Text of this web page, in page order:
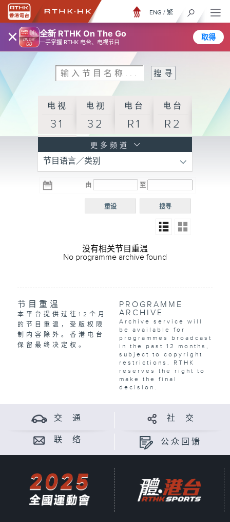
× 全新 RTHK On The Go
一手掌握 RTHK 电台、电视节目
取得
ENG / 繁
电视
31
电视
32
电台
R1
电台
R2
R3
电台 电台
R5
电台
普通
更多频道
节目语言／类别
由 至
搜寻
重设
没有相关节目重温
No programme archive found
节目重温
本平台提供过往12个月
的节目重温，受版权限
制内容除外。香港电台
保留最终决定权。
PROGRAMME
ARCHIVE
Archive service will
be available for
programmes broadcast
in the past 12 months,
subject to copyright
restrictions. RTHK
reserves the right to
make the final
decision.
交 通 社 交
联 络 公众回馈